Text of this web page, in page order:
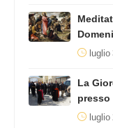
La